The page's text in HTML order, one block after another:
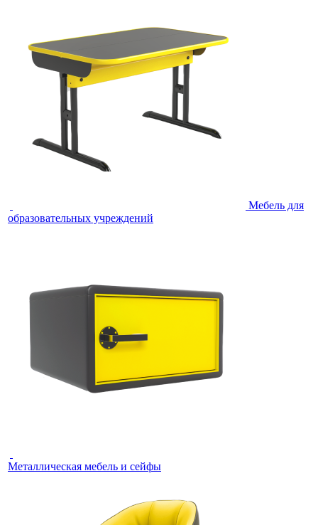
Мебель для
образовательных учреждений
Металлическая мебель и сейфы